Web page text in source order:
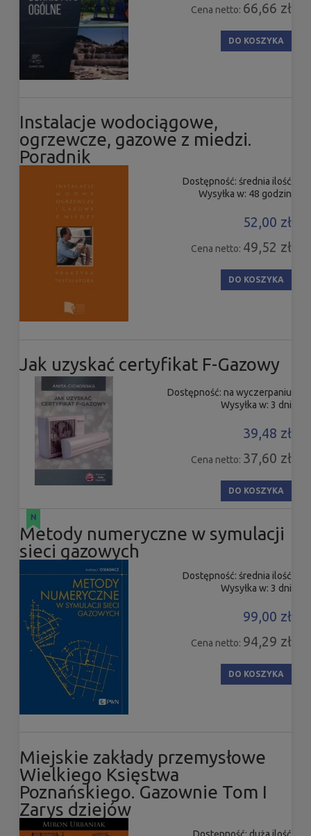
Cena netto: 66,66 zł
DO KOSZYKA
Instalacje wodociągowe,
ogrzewcze, gazowe z miedzi.
Poradnik
Dostępność: średnia ilość
Wysyłka w: 48 godzin
52,00 zł
Cena netto: 49,52 zł
DO KOSZYKA
Jak uzyskać certyfikat F-Gazowy
Dostępność: na wyczerpaniu
Wysyłka w: 3 dni
39,48 zł
Cena netto: 37,60 zł
DO KOSZYKA
Metody numeryczne w symulacji
sieci gazowych
Dostępność: średnia ilość
Wysyłka w: 3 dni
99,00 zł
Cena netto: 94,29 zł
DO KOSZYKA
Miejskie zakłady przemysłowe
Wielkiego Księstwa
Poznańskiego. Gazownie Tom I
Zarys dziejów